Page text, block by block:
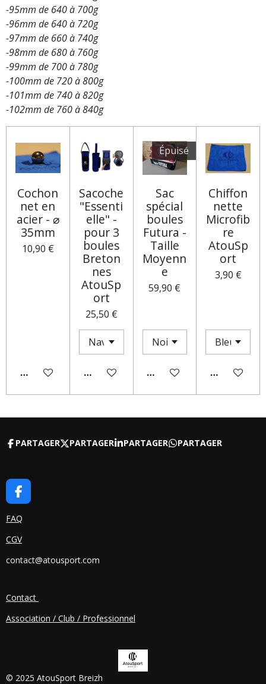
-95mm de 640 à 700g
-96mm de 640 à 720g
-97mm de 660 à 740g
-98mm de 680 à 760g
-99mm de 700 à 780g
-100mm de 720 à 800g
-101mm de 740 à 820g
-102mm de 760 à 840g
Cochon
net en
acier - ⌀
35mm
10,90 €
AJOUTER AU PANIER
Sacoche
"Essenti
elle" -
pour 3
boules
Breton
nes
AtouSp
ort
25,50 €
AJOUTER AU PANIER
Épuisé
Sac
spécial
boules
Futura -
Taille
Moyenn
e
59,90 €
M'AVERTIR SI DISPONIBLE
Chiffon
nette
Microfib
re
AtouSp
ort
3,90 €
AJOUTER
PARTAGER PARTAGER PARTAGER PARTAGER
F
A
C
B
O
FAQ
CGV
contact@atousport.com
Contact
Association / Club / Professionnel
© 2025 AtouSport Breizh